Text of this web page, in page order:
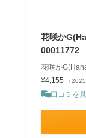
花咲か
00011772
花咲か
¥4,155
（
口コミを